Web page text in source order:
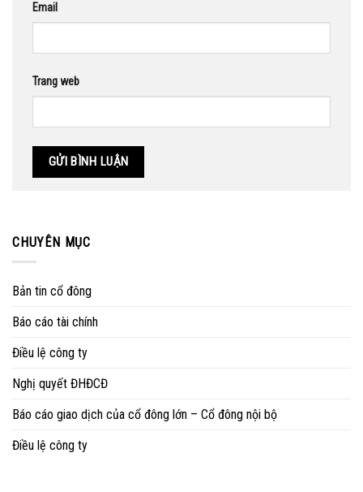
Email
Trang web
CHUYÊN MỤC
Bản tin cổ đông
Báo cáo tài chính
Điều lệ công ty
Nghị quyết ĐHĐCĐ
Báo cáo giao dịch của cổ đông lớn – Cổ đông nội bộ
Điều lệ công ty